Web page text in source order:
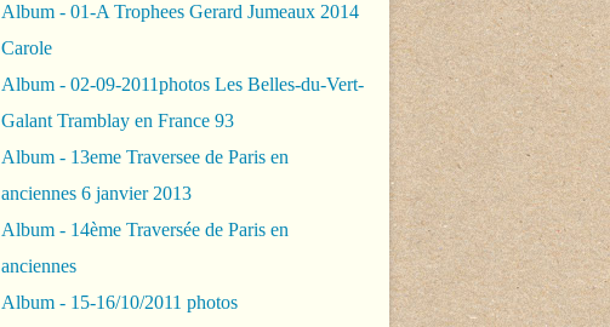
Album - 01-A Trophees Gerard Jumeaux 2014
Carole
Album - 02-09-2011photos Les Belles-du-Vert-
Galant Tramblay en France 93
Album - 13eme Traversee de Paris en
anciennes 6 janvier 2013
Album - 14ème Traversée de Paris en
anciennes
Album - 15-16/10/2011 photos